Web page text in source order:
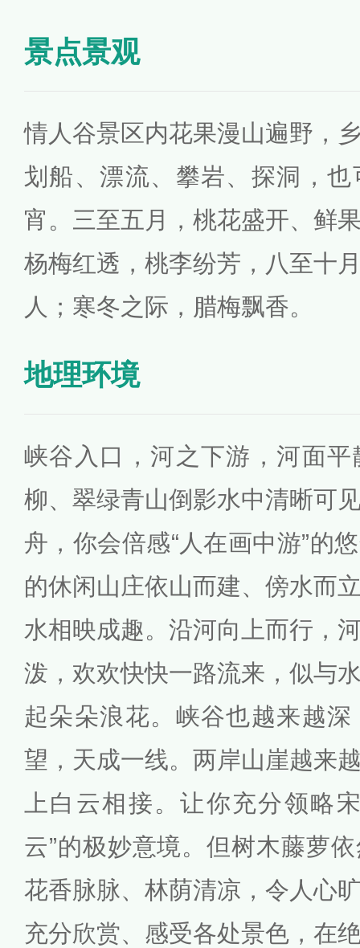
景点景观
情人谷景区内花果漫山遍野，
划船、漂流、攀岩、探洞，
宵。三至五月，桃花盛开、鲜
杨梅红透，桃李纷芳，八至十
人；寒冬之际，腊梅飘香。
地理环境
峡谷入口，河之下游，河面
柳、翠绿青山倒影水中清晰可
舟，你会倍感“人在画中游”的
的休闲山庄依山而建、傍水而
水相映成趣。沿河向上而行，
泼，欢欢快快一路流来，似与
起朵朵浪花。峡谷也越来越
望，天成一线。两岸山崖越来
上白云相接。让你充分领略
云”的极妙意境。但树木藤萝
花香脉脉、林荫清凉，令人心
充分欣赏、感受各处景色，在